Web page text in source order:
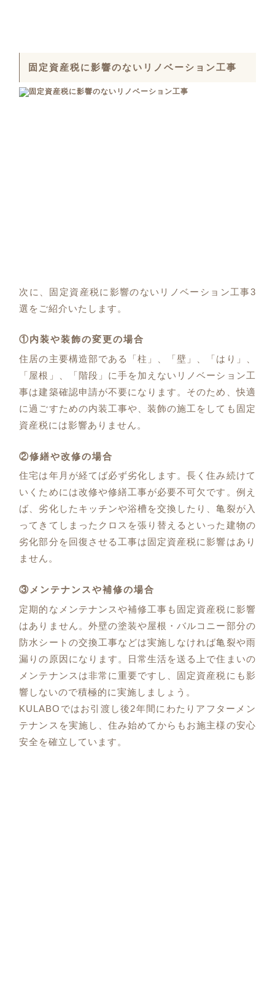
固定資産税に影響のないリノベーション工事
次に、固定資産税に影響のないリノベーション工事3
選をご紹介いたします。
①内装や装飾の変更の場合
住居の主要構造部である「柱」、「壁」、「はり」、
「屋根」、「階段」に手を加えないリノベーション工
事は建築確認申請が不要になります。そのため、快適
に過ごすための内装工事や、装飾の施工をしても固定
資産税には影響ありません。
②修繕や改修の場合
住宅は年月が経てば必ず劣化します。長く住み続けて
いくためには改修や修繕工事が必要不可欠です。例え
ば、劣化したキッチンや浴槽を交換したり、亀裂が入
ってきてしまったクロスを張り替えるといった建物の
劣化部分を回復させる工事は固定資産税に影響はあり
ません。
③メンテナンスや補修の場合
定期的なメンテナンスや補修工事も固定資産税に影響
はありません。外壁の塗装や屋根・バルコニー部分の
防水シートの交換工事などは実施しなければ亀裂や雨
漏りの原因になります。日常生活を送る上で住まいの
メンテナンスは非常に重要ですし、固定資産税にも影
響しないので積極的に実施しましょう。
KULABOではお引渡し後2年間にわたりアフターメン
テナンスを実施し、住み始めてからもお施主様の安心
安全を確立しています。